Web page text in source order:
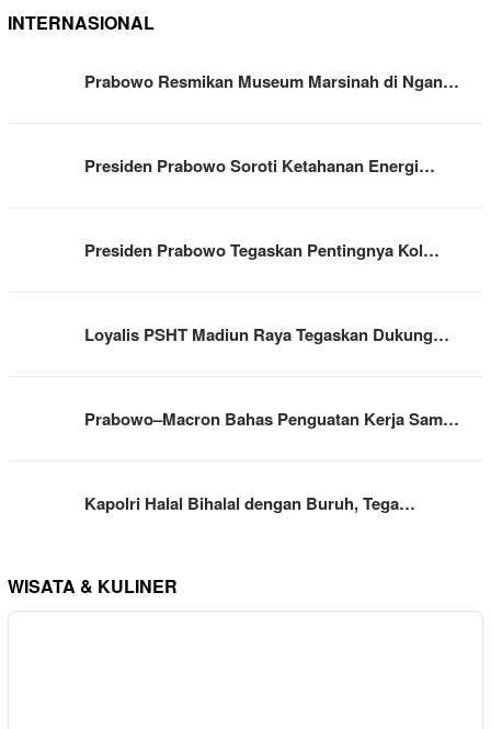
INTERNASIONAL
Prabowo Resmikan Museum Marsinah di Ngan…
Presiden Prabowo Soroti Ketahanan Energi…
Presiden Prabowo Tegaskan Pentingnya Kol…
Loyalis PSHT Madiun Raya Tegaskan Dukung…
Prabowo–Macron Bahas Penguatan Kerja Sam…
Kapolri Halal Bihalal dengan Buruh, Tega…
WISATA & KULINER